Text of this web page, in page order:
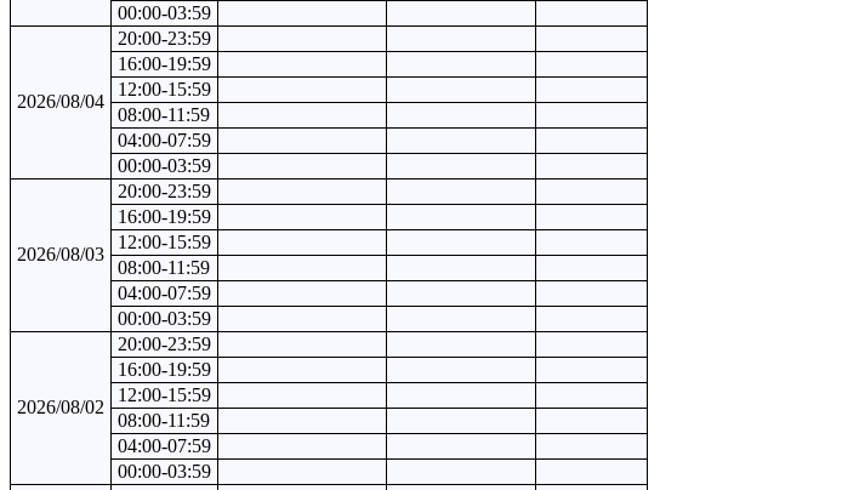
00:00-03:59
2026/08/04
20:00-23:59
16:00-19:59
12:00-15:59
08:00-11:59
04:00-07:59
00:00-03:59
2026/08/03
20:00-23:59
16:00-19:59
12:00-15:59
08:00-11:59
04:00-07:59
00:00-03:59
2026/08/02
20:00-23:59
16:00-19:59
12:00-15:59
08:00-11:59
04:00-07:59
00:00-03:59